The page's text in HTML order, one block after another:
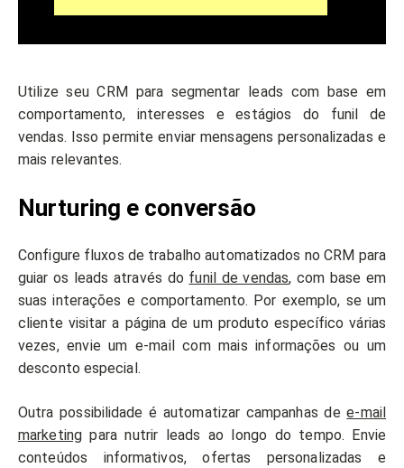
Utilize seu CRM para segmentar leads com base em
comportamento, interesses e estágios do funil de
vendas. Isso permite enviar mensagens personalizadas e
mais relevantes.
Nurturing e conversão
Configure fluxos de trabalho automatizados no CRM para
guiar os leads através do funil de vendas, com base em
suas interações e comportamento. Por exemplo, se um
cliente visitar a página de um produto específico várias
vezes, envie um e-mail com mais informações ou um
desconto especial.
Outra possibilidade é automatizar campanhas dee-mail
marketingpara nutrir leads ao longo do tempo. Envie
conteúdos informativos, ofertas personalizadas e